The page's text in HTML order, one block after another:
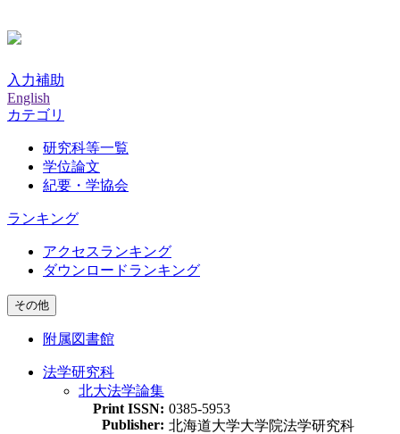
入力補助
English
カテゴリ
研究科等一覧
学位論文
紀要・学協会
ランキング
アクセスランキング
ダウンロードランキング
その他
附属図書館
法学研究科
北大法学論集
Print ISSN: 0385-5953
Publisher: 北海道大学大学院法学研究科